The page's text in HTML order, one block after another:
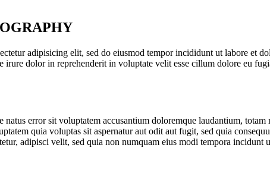
adipisicing elit, sed do eiusmod tempor incididunt ut labore et
irure dolor in reprehenderit in voluptate velit esse cillum dolore eu
natus error sit voluptatem accusantium doloremque laudantium,
quia voluptas sit aspernatur aut odit aut fugit, sed quia
adipisci velit, sed quia non numquam eius modi tempora incidunt